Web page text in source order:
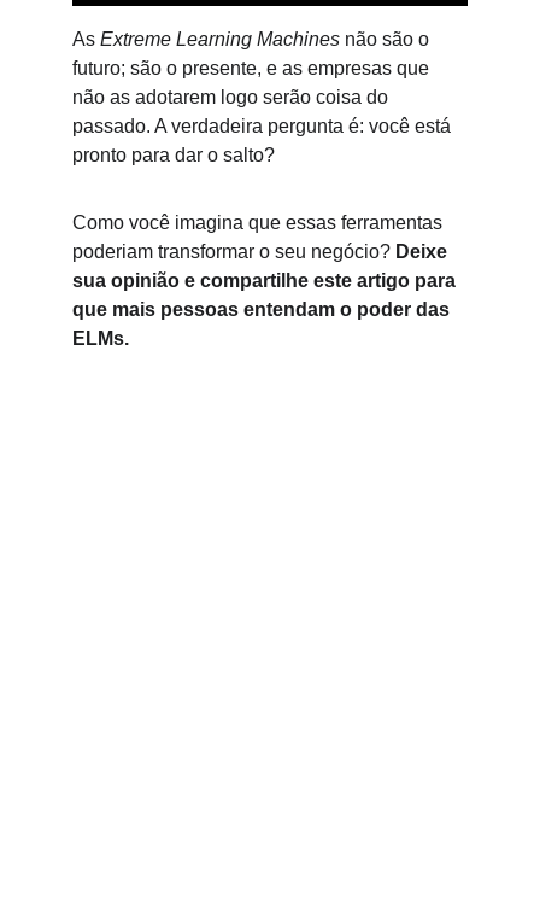
As Extreme Learning Machines não são o
futuro; são o presente, e as empresas que
não as adotarem logo serão coisa do
passado. A verdadeira pergunta é: você está
pronto para dar o salto?
Como você imagina que essas ferramentas
poderiam transformar o seu negócio? Deixe
sua opinião e compartilhe este artigo para
que mais pessoas entendam o poder das
ELMs.